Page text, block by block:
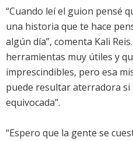
“Cuando leí el guion pensé
una historia que te hace
algún día”, comenta Kali
herramientas muy útiles y
imprescindibles, pero esa
puede resultar aterradora si
equivocada”.
“Espero que la gente se